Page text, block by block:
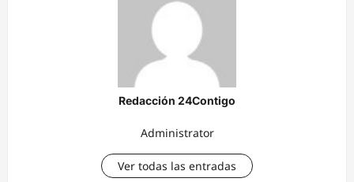
Redacción 24Contigo
Administrator
Ver todas las entradas